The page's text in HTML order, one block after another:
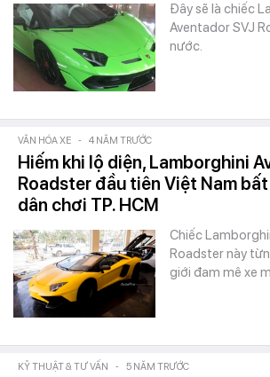
Đây sẽ là chiếc
Aventador SVJ
nước.
VĂN HÓA XE - 4 NĂM TRƯỚC
Hiếm khi lộ diện, Lamborghini
Roadster đầu tiên Việt Nam
dân chơi TP. HCM
Chiếc
Roadster này
giới đam mê xe
KỸ THUẬT & TƯ VẤN - 5 NĂM TRƯỚC